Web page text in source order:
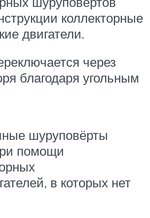
коллекторные
двигатели.
через
благодаря угольным
шуруповёрты
помощи
в которых нет